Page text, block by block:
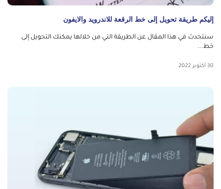
إليكم طريقة تحويل إلى خط الرقعة للاندرويد والايفون
سنتحدث في هذا المقال عن الطريقة التي من خلالها يمكنك التحويل إلى
خط...
30 أكتوبر 2022